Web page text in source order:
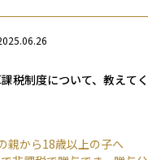
税制度について、教えてく
親から18歳以上の子へ